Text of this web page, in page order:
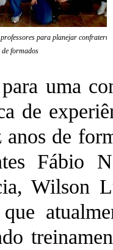
para planejar
de formados
uma
de
anos de
Fábio
Wilson